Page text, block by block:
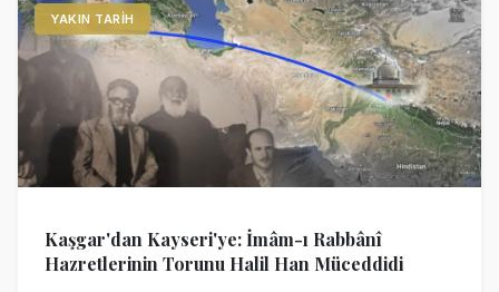
YAKIN TARIH
Kaşgar'dan Kayseri'ye: İmâm-ı Rabbânî
Hazretlerinin Torunu Halil Han Müceddidi